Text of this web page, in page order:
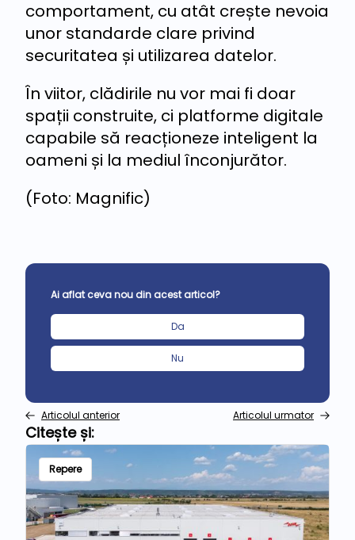
comportament, cu atât crește nevoia
unor standarde clare privind
securitatea și utilizarea datelor.
În viitor, clădirile nu vor mai fi doar
spații construite, ci platforme digitale
capabile să reacționeze inteligent la
oameni și la mediul înconjurător.
(Foto: Magnific)
Ai aflat ceva nou din acest articol?
Da
Nu
Articolul anterior Articolul urmator
Citește și:
Repere